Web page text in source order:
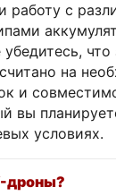
работу с
что
на
и
вы
условиях.
дроны?